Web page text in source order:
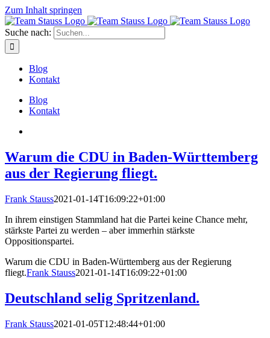
Zum Inhalt springen
Suche nach:
Blog
Kontakt
Blog
Kontakt
Warum die CDU in Baden-Württemberg
aus der Regierung fliegt.
Frank Stauss2021-01-14T16:09:22+01:00
In ihrem einstigen Stammland hat die Partei keine Chance mehr,
stärkste Partei zu werden – aber immerhin stärkste
Oppositionspartei.
Warum die CDU in Baden-Württemberg aus der Regierung
fliegt.Frank Stauss2021-01-14T16:09:22+01:00
Deutschland selig Spritzenland.
Frank Stauss2021-01-05T12:48:44+01:00